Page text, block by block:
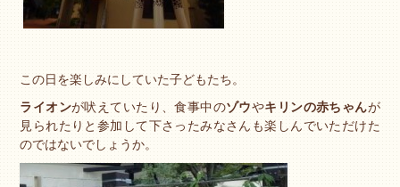
この日を楽しみにしていた子どもたち。
ライオンが吠えていたり、食事中のゾウやキリンの赤ちゃんが
見られたりと参加して下さったみなさんも楽しんでいただけた
のではないでしょうか。